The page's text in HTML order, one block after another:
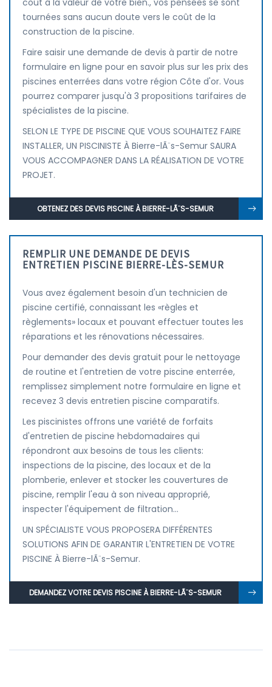
coût à la valeur de votre bien., vos pensées se sont
tournées sans aucun doute vers le coût de la
construction de la piscine.
Faire saisir une demande de devis à partir de notre
formulaire en ligne pour en savoir plus sur les prix des
piscines enterrées dans votre région Côte d'or. Vous
pourrez comparer jusqu'à 3 propositions tarifaires de
spécialistes de la piscine.
SELON LE TYPE DE PISCINE QUE VOUS SOUHAITEZ FAIRE
INSTALLER, UN PISCINISTE À Bierre-lÃ¨s-Semur SAURA
VOUS ACCOMPAGNER DANS LA RÉALISATION DE VOTRE
PROJET.
OBTENEZ DES DEVIS PISCINE À BIERRE-LÃ¨S-SEMUR
REMPLIR UNE DEMANDE DE DEVIS
ENTRETIEN PISCINE BIERRE-LÈS-SEMUR
Vous avez également besoin d'un technicien de
piscine certifié, connaissant les «règles et
règlements» locaux et pouvant effectuer toutes les
réparations et les rénovations nécessaires.
Pour demander des devis gratuit pour le nettoyage
de routine et l'entretien de votre piscine enterrée,
remplissez simplement notre formulaire en ligne et
recevez 3 devis entretien piscine comparatifs.
Les piscinistes offrons une variété de forfaits
d'entretien de piscine hebdomadaires qui
répondront aux besoins de tous les clients:
inspections de la piscine, des locaux et de la
plomberie, enlever et stocker les couvertures de
piscine, remplir l'eau à son niveau approprié,
inspecter l'équipement de filtration...
UN SPÉCIALISTE VOUS PROPOSERA DIFFÉRENTES
SOLUTIONS AFIN DE GARANTIR L'ENTRETIEN DE VOTRE
PISCINE À Bierre-lÃ¨s-Semur.
DEMANDEZ VOTRE DEVIS PISCINE À BIERRE-LÃ¨S-SEMUR